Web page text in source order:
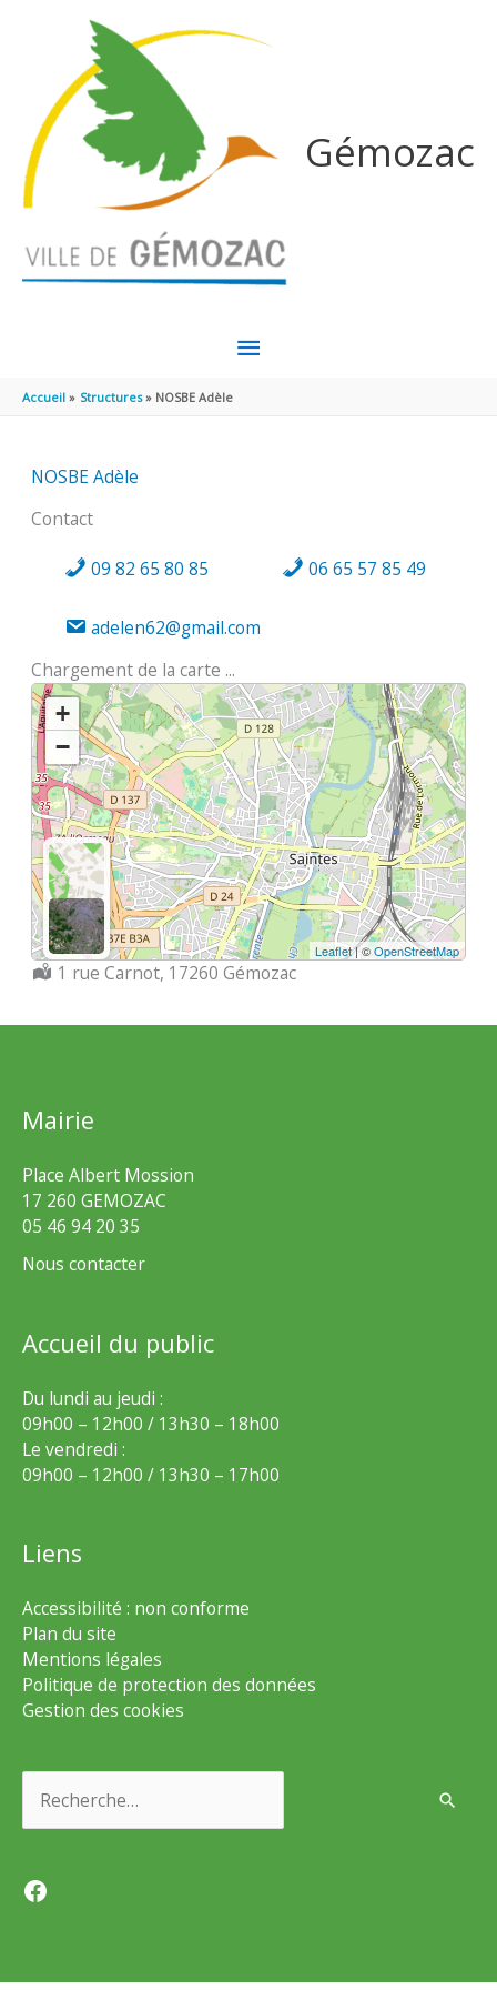
Gémozac
MENU
Accueil Structures NOSBE Adèle
NOSBE Adèle
Contact
09 82 65 80 85 06 65 57 85 49
adelen62@gmail.com
Chargement de la carte ...
+
−
Leaflet| ©OpenStreetMap
Localisation :
1 rue Carnot, 17260 Gémozac
Mairie
Place Albert Mossion
17 260 GEMOZAC
05 46 94 20 35
Nous contacter
Accueil du public
Du lundi au jeudi :
09h00 – 12h00 / 13h30 – 18h00
Le vendredi :
09h00 – 12h00 / 13h30 – 17h00
Liens
Accessibilité : non conforme
Plan du site
Mentions légales
Politique de protection des données
Gestion des cookies
Facebook